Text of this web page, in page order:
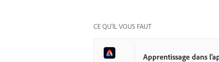
CE QU’IL VOUS FAUT
Apprentissage dans